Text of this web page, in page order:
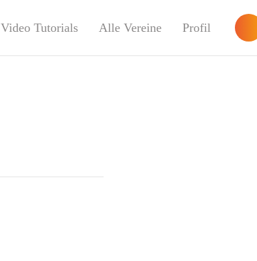
Video Tutorials Alle Vereine Profil